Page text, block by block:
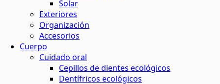
Solar
Exteriores
Organización
Accesorios
Cuerpo
Cuidado oral
Cepillos de dientes ecológicos
Dentífricos ecológicos